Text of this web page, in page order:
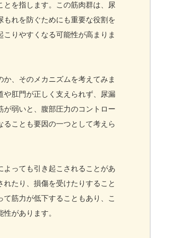
を指します。この筋肉群は、尿
れを防ぐためにも重要な役割を
りやすくなる可能性が高まりま
、そのメカニズムを考えてみま
や肛門が正しく支えられず、尿漏
弱いと、腹部圧力のコントロー
ことも要因の一つとして考えら
よっても引き起こされることがあ
たり、損傷を受けたりすること
筋力が低下することもあり、こ
があります。